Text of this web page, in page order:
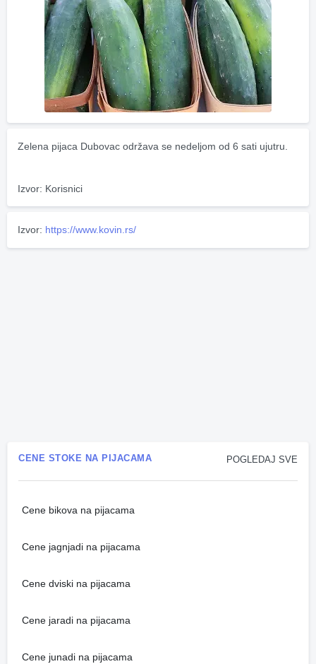
Zelena pijaca Dubovac održava se nedeljom od 6 sati ujutru.
Izvor: Korisnici
Izvor: https://www.kovin.rs/
POGLEDAJ SVE
CENE STOKE NA PIJACAMA
Cene bikova na pijacama
Cene jagnjadi na pijacama
Cene dviski na pijacama
Cene jaradi na pijacama
Cene junadi na pijacama